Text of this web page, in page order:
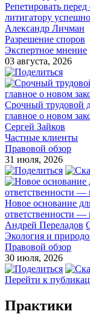
Репетировать
литигатору
Александр Личман
Разрешение споров
Экспертное мнение
03 августа, 2026
Срочный трудовой
главное о новом
Сергей Зайков
Частные клиенты
Правовой обзор
31 июля, 2026
Новое основание
ответственности —
Андрей Переладов
Экология и
Правовой обзор
30 июля, 2026
Перейти к
Практики